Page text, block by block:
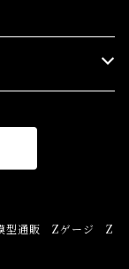
型通販 Zゲージ Z